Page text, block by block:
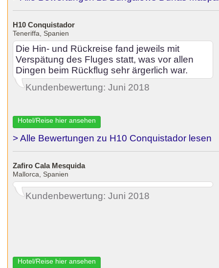
H10 Conquistador
Teneriffa, Spanien
Die Hin- und Rückreise fand jeweils mit
Verspätung des Fluges statt, was vor allen
Dingen beim Rückflug sehr ärgerlich war.
Kundenbewertung: Juni 2018
Hotel/Reise hier ansehen
> Alle Bewertungen zu H10 Conquistador lesen
Zafiro Cala Mesquida
Mallorca, Spanien
Kundenbewertung: Juni 2018
Hotel/Reise hier ansehen